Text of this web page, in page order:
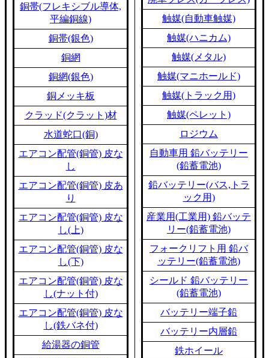
銅帯(フレキシブル導体,
平編銅線)
銅帯(銀色)
銅網
銅網(銀色)
銅メッキ板
クラッド(クラット)材
水道蛇口(銅)
エアコン配管(銅管) 皮な
し
エアコン配管(銅管) 皮あ
り
エアコン配管(銅管) 皮な
し(上)
エアコン配管(銅管) 皮な
し(下)
エアコン配管(銅管) 皮な
し(ナット付)
エアコン配管(銅管) 皮な
し(鉄バネ付)
給湯器の銅管
触媒(自動車触媒)
触媒(ハニカム)
触媒(メタル)
触媒(マニホールド)
触媒(トラック用)
触媒(ペレット)
ロジウム
自動車用 鉛バッテリー
(鉛蓄電池)
鉛バッテリー(バス,トラ
ック用)
産業用(工業用) 鉛バッテ
リー(鉛蓄電池)
フォークリフト用 鉛バ
ッテリー(鉛蓄電池)
シールド 鉛バッテリー
(鉛蓄電池)
バッテリー端子鉛
バッテリー内層鉛
鉄ホイール